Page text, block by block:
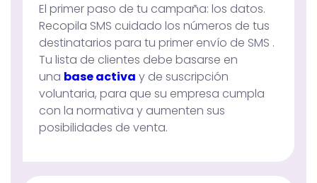
El primer paso de tu campaña: los datos.
Recopila SMS cuidado los números de tus
destinatarios para tu primer envío de SMS .
Tu lista de clientes debe basarse en
una base activa y de suscripción
voluntaria, para que su empresa cumpla
con la normativa y aumenten sus
posibilidades de venta.